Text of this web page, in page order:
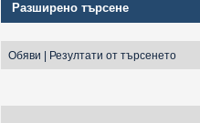
Разширено търсене
Обяви Резултати от търсенето